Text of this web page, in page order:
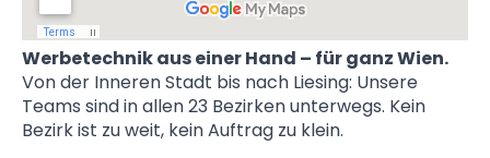
Werbetechnik aus einer Hand – für ganz Wien.
Von der Inneren Stadt bis nach Liesing: Unsere
Teams sind in allen 23 Bezirken unterwegs. Kein
Bezirk ist zu weit, kein Auftrag zu klein.